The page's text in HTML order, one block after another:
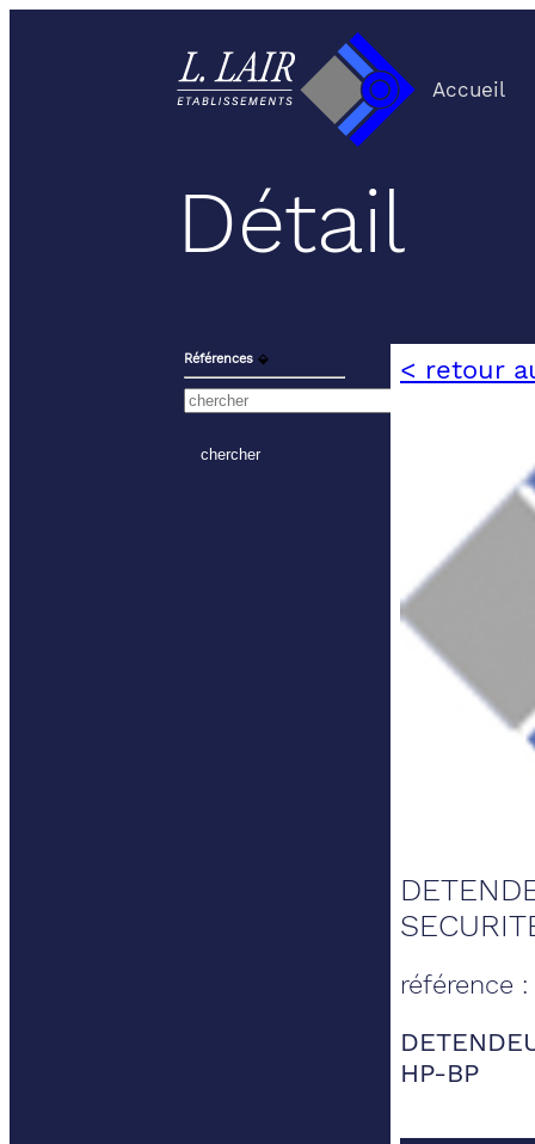
Accueil
Détail
Références ⬙ < retour
référence :
HP-BP